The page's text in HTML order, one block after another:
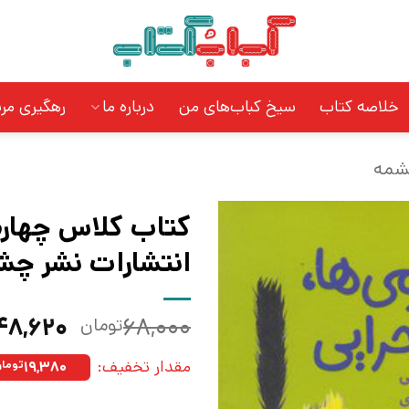
خلاصه کتاب سیخ کباب‌های من درباره ما رهگیری
کتاب کلاس
انتشارات نشر
۶۸,۰۰۰تومان قیمت
اصلی: مقدار تخفیف: ۱۹,۳۸۰